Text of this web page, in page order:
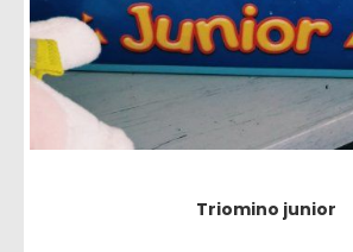
Triomino junior